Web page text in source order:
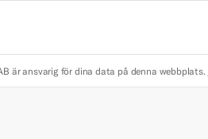
är ansvarig för dina data på denna webbplats.